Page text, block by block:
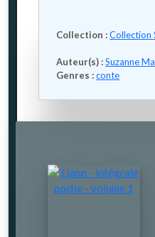
Collection :Collection
Auteur(s) :Suzanne
Genres :conte